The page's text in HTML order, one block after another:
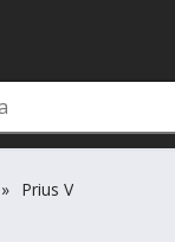
» Prius V